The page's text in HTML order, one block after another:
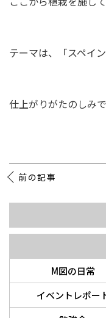
テーマは、「スペイ
仕上がりがたのしみ
前の記事
M図の日常
イベントレポー